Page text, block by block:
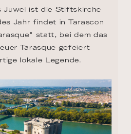
Juwel ist die Stiftskirche
Jahr findet in Tarascon
statt, bei dem das
Tarasque gefeiert
lokale Legende.